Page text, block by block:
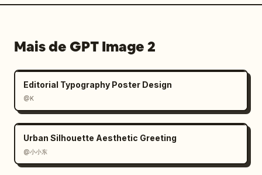
Mais de GPT Image 2
Editorial Typography Poster Design
@K
Urban Silhouette Aesthetic Greeting
@小小东